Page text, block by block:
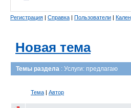
Регистрация | Справка | Пользователи |
Новая тема
Темы раздела : Услуги: предлагаю
Тема | Автор